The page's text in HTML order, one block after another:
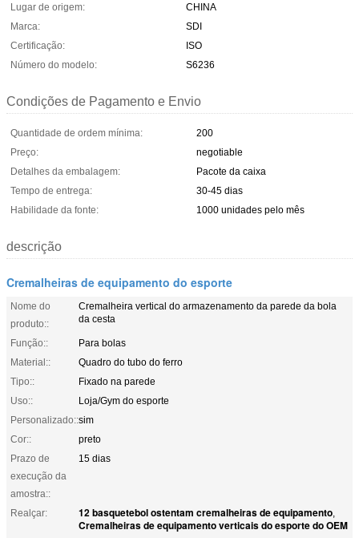
Lugar de origem:
CHINA
Marca:
SDI
Certificação:
ISO
Número do modelo:
S6236
Condições de Pagamento e Envio
Quantidade de ordem mínima:
200
Preço:
negotiable
Detalhes da embalagem:
Pacote da caixa
Tempo de entrega:
30-45 dias
Habilidade da fonte:
1000 unidades pelo mês
descrição
Cremalheiras de equipamento do esporte
Nome do
produto::
Cremalheira vertical do armazenamento da parede da bola
da cesta
Função::
Para bolas
Material::
Quadro do tubo do ferro
Tipo::
Fixado na parede
Uso::
Loja/Gym do esporte
Personalizado::sim
Cor::
preto
Prazo de
execução da
amostra::
15 dias
Realçar: 12 basquetebol ostentam cremalheiras de equipamento,
Cremalheiras de equipamento verticais do esporte do OEM